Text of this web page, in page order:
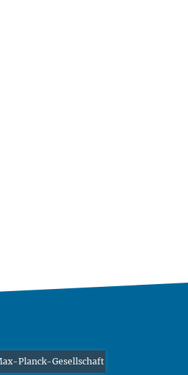
Planck-Gesellschaft